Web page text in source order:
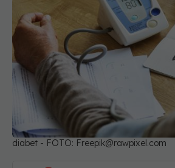
diabet - FOTO: Freepik@rawpixel.com